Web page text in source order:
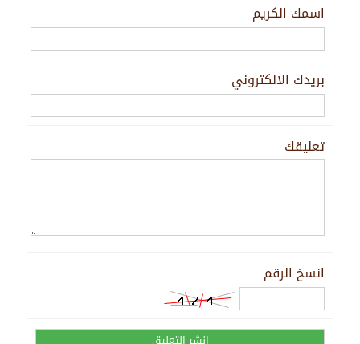
اسمك الكريم
بريدك الالكتروني
تعليقك
انسخ الرقم